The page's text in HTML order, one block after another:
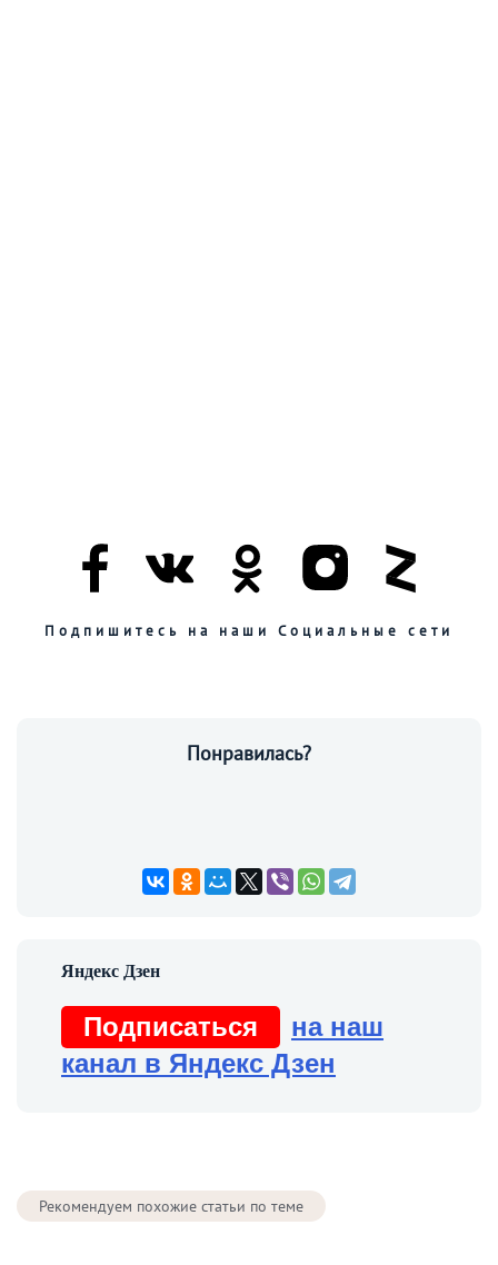
Подпишитесь на наши Социальные сети
Понравилась?
Подписаться
на наш
канал в Яндекс Дзен
Рекомендуем похожие статьи по теме